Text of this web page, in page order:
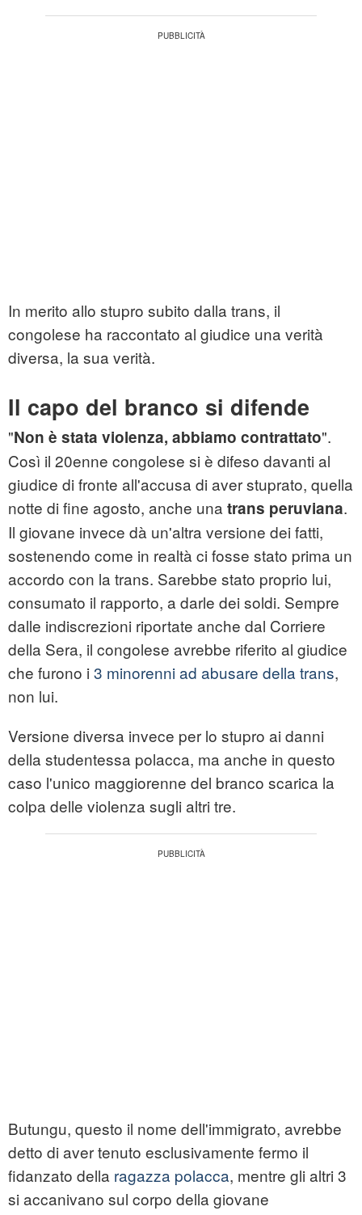
In merito allo stupro subito dalla trans, il
congolese ha raccontato al giudice una verità
diversa, la sua verità.
Il capo del branco si difende
"Non è stata violenza, abbiamo contrattato".
Così il 20enne congolese si è difeso davanti al
giudice di fronte all'accusa di aver stuprato, quella
notte di fine agosto, anche una trans peruviana.
Il giovane invece dà un'altra versione dei fatti,
sostenendo come in realtà ci fosse stato prima un
accordo con la trans. Sarebbe stato proprio lui,
consumato il rapporto, a darle dei soldi. Sempre
dalle indiscrezioni riportate anche dal Corriere
della Sera, il congolese avrebbe riferito al giudice
che furono i 3 minorenni ad abusare della trans,
non lui.
Versione diversa invece per lo stupro ai danni
della studentessa polacca, ma anche in questo
caso l'unico maggiorenne del branco scarica la
colpa delle violenza sugli altri tre.
Butungu, questo il nome dell'immigrato, avrebbe
detto di aver tenuto esclusivamente fermo il
fidanzato della ragazza polacca, mentre gli altri 3
si accanivano sul corpo della giovane